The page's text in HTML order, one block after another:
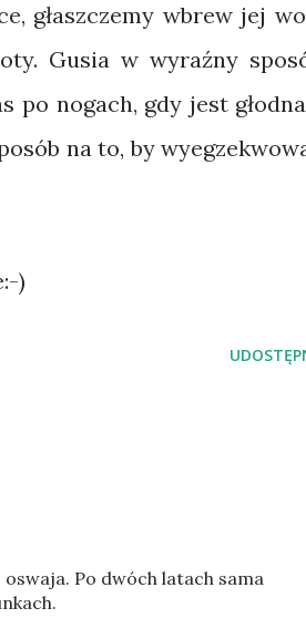
głaszczemy wbrew jej
Gusia w wyraźny
po nogach, gdy jest
na to, by
)
Po dwóch latach sama